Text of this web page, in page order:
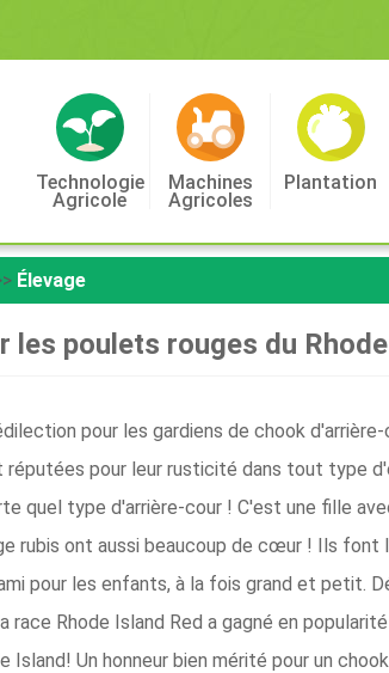
Technologie
Agricole
Machines
Agricoles
Plantation
Élevage
les poulets rouges du
pour les gardiens de chook
pour leur rusticité dans tout type
quel type d'arrière-cour ! C'est une fille
rubis ont aussi beaucoup de cœur ! Ils font
pour les enfants, à la fois grand et petit.
Rhode Island Red a gagné en
Un honneur bien mérité pour un